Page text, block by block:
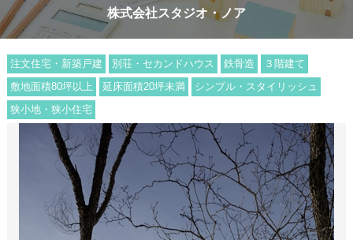
株式会社スタジオ・ノア
注文住宅・新築戸建 別荘・セカンドハウス 鉄骨造
３階建て
敷地面積80坪以上
延床面積20坪未満
シンプル・スタイリッシュ
狭小地・狭小住宅